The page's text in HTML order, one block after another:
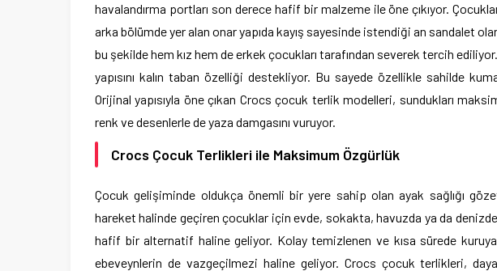
havalandırma portları son derece hafif bir malzeme ile öne çıkıyor.
arka bölümde yer alan onar yapıda kayış sayesinde istendiği an sandalet
bu şekilde hem kız hem de erkek çocukları tarafından severek tercih ediliyor.
yapısını kalın taban özelliği destekliyor. Bu sayede özellikle sahilde
Orijinal yapısıyla öne çıkan Crocs çocuk terlik modelleri, sundukları
renk ve desenlerle de yaza damgasını vuruyor.
Crocs Çocuk Terlikleri ile Maksimum Özgürlük
Çocuk gelişiminde oldukça önemli bir yere sahip olan ayak sağlığı
hareket halinde geçiren çocuklar için evde, sokakta, havuzda ya da
hafif bir alternatif haline geliyor. Kolay temizlenen ve kısa sürede
ebeveynlerin de vazgeçilmezi haline geliyor. Crocs çocuk terlikleri,